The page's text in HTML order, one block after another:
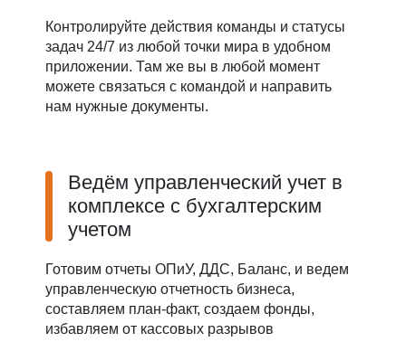
Контролируйте действия команды и статусы
задач 24/7 из любой точки мира в удобном
приложении. Там же вы в любой момент
можете связаться с командой и направить
нам нужные документы.
Ведём управленческий учет в
комплексе с бухгалтерским
учетом
Готовим отчеты ОПиУ, ДДС, Баланс, и ведем
управленческую отчетность бизнеса,
составляем план-факт, создаем фонды,
избавляем от кассовых разрывов